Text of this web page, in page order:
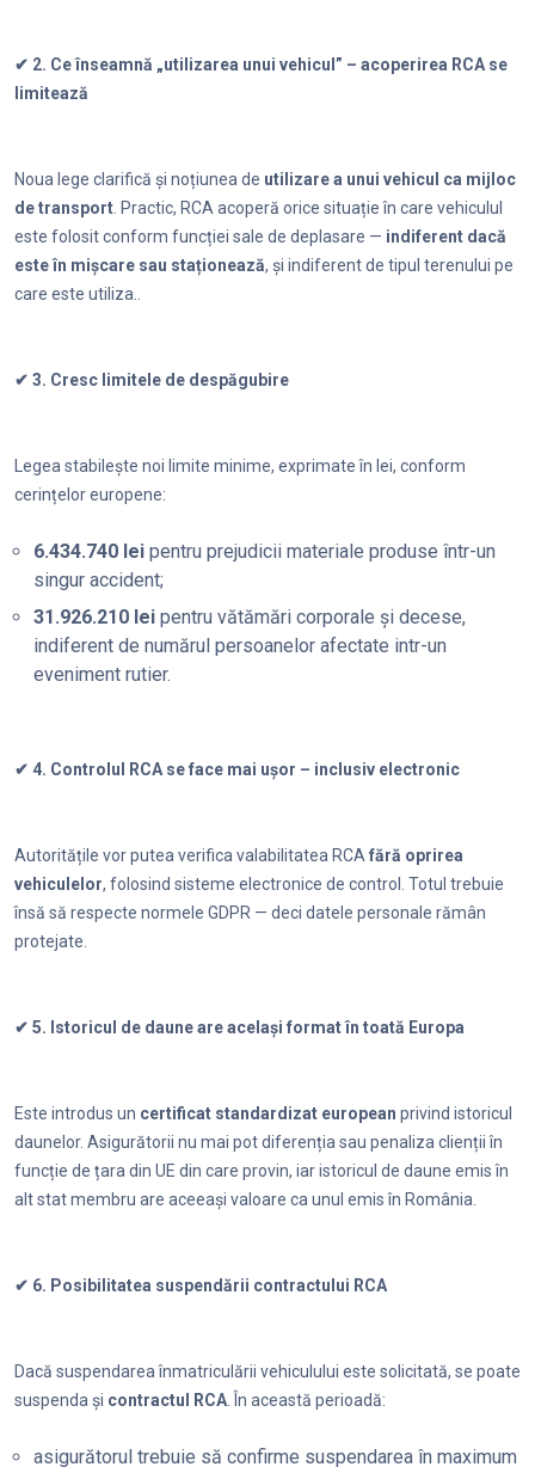
✔ 2. Ce înseamnă „utilizarea unui vehicul” – acoperirea RCA se
limitează
Noua lege clarifică și noțiunea de utilizare a unui vehicul ca mijloc
de transport . Practic, RCA acoperă orice situație în care vehiculul
este folosit conform funcției sale de deplasare — indiferent dacă
este în mișcare sau staționează, și indiferent de tipul terenului pe
care este utiliza..
✔ 3. Cresc limitele de despăgubire
Legea stabilește noi limite minime, exprimate în lei, conform
cerințelor europene:
6.434.740 lei pentru prejudicii materiale produse într-un
singur accident;
31.926.210 lei pentru vătămări corporale și decese,
indiferent de numărul persoanelor afectate intr-un
eveniment rutier.
✔ 4. Controlul RCA se face mai ușor – inclusiv electronic
Autoritățile vor putea verifica valabilitatea RCA fără oprirea
vehiculelor, folosind sisteme electronice de control. Totul trebuie
însă să respecte normele GDPR — deci datele personale rămân
protejate.
✔ 5. Istoricul de daune are același format în toată Europa
Este introdus un certificat standardizat european privind istoricul
daunelor. Asigurătorii nu mai pot diferenția sau penaliza clienții în
funcție de țara din UE din care provin, iar istoricul de daune emis în
alt stat membru are aceeași valoare ca unul emis în România.
✔ 6. Posibilitatea suspendării contractului RCA
Dacă suspendarea înmatriculării vehiculului este solicitată, se poate
suspenda și contractul RCA . În această perioadă:
asigurătorul trebuie să confirme suspendarea în maximum